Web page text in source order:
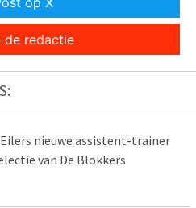
de redactie
nieuwe assistent-trainer
van De Blokkers